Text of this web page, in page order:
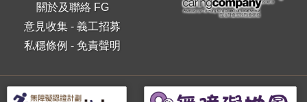
關於及聯絡 FG
意見收集 -義工招募
私穩條例 - 免責聲明